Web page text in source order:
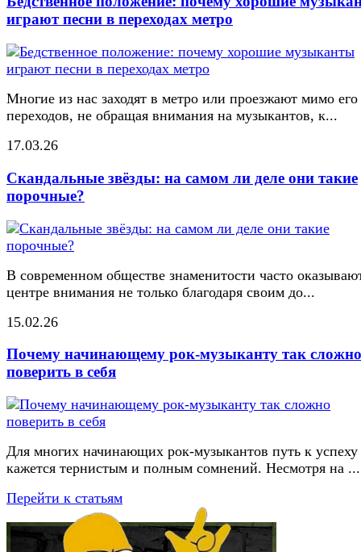
играют песни в переходах метро
Многие из нас заходят в метро или проезжают мимо его
переходов, не обращая внимания на музыкантов, к...
17.03.26
Скандальные звёзды: на самом ли деле они такие
порочные?
В современном обществе знаменитости часто
центре внимания не только благодаря своим до...
15.02.26
Почему начинающему рок-музыканту так сложно
поверить в себя
Для многих начинающих рок-музыкантов путь к успеху
кажется тернистым и полным сомнений. Несмотря на ...
Перейти к статьям